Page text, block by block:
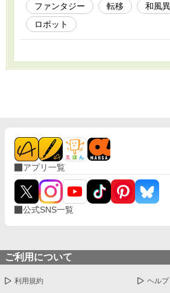
ファンタジー 転移
和風
ロボット
アプリ一覧
公式SNS一覧
ご利用について
利用規約 ヘルプ